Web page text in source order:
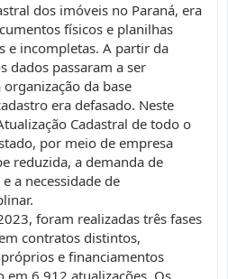
dos imóveis no Paraná, era
físicos e planilhas
e incompletas. A partir da
dados passaram a ser
da base
era defasado. Neste
Cadastral de todo o
por meio de empresa
reduzida, a demanda de
a necessidade de
foram realizadas três fases
contratos distintos,
e financiamentos
6.912 atualizações. Os